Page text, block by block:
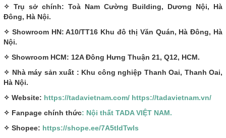
✧ Trụ sở chính: Toà Nam Cường Building, Dương Nội, Hà
Đông, Hà Nội.
✧ Showroom HN: A10/TT16 Khu đô thị Văn Quán, Hà Đông, Hà
Nội.
✧ Showroom HCM: 12A Đông Hưng Thuận 21, Q12, HCM.
✧ Nhà máy sản xuất : Khu công nghiệp Thanh Oai, Thanh Oai,
Hà Nội.
✧ Website: https://tadavietnam.com/ https://tadavietnam.vn/
✧ Fanpage chính thức: Nội thất TADA VIỆT NAM.
✧ Shopee: https://shope.ee/7A5tIdTwls